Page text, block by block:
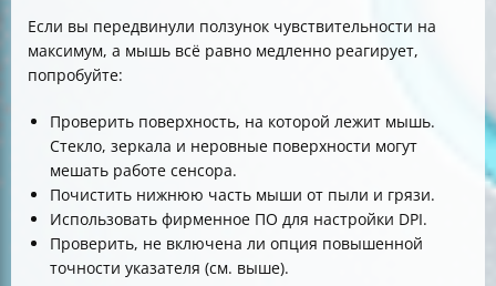
Если вы передвинули ползунок чувствительности на
максимум, а мышь всё равно медленно реагирует,
попробуйте:
Проверить поверхность, на которой лежит мышь.
Стекло, зеркала и неровные поверхности могут
мешать работе сенсора.
Почистить нижнюю часть мыши от пыли и грязи.
Использовать фирменное ПО для настройки DPI.
Проверить, не включена ли опция повышенной
точности указателя (см. выше).